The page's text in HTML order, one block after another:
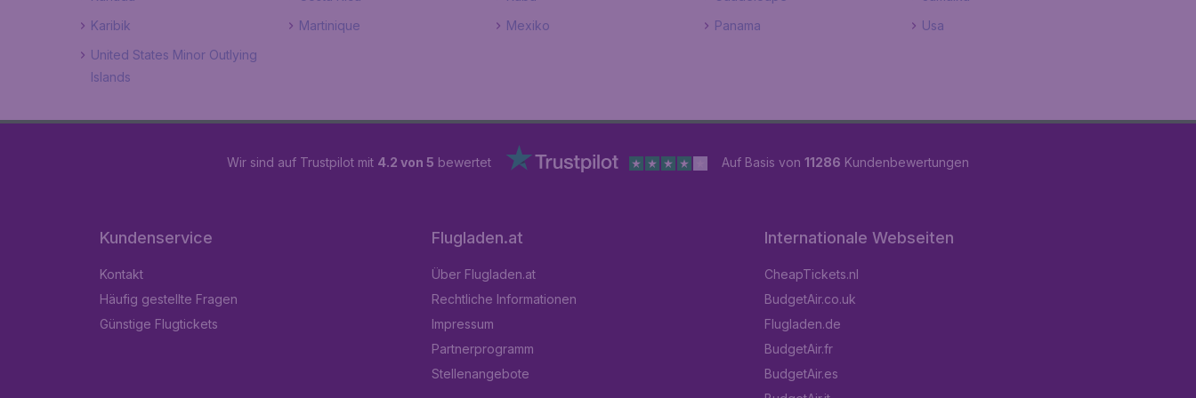
Karibik
Martinique Mexiko Panama
Usa
United States Minor Outlying
Islands
Wir sind auf Trustpilot mit 4.2 von 5 bewertet Auf Basis von 11286 Kundenbewertungen
Kundenservice
Kontakt
Häufig gestellte Fragen
Günstige Flugtickets
Flugladen.at
Über Flugladen.at
Rechtliche Informationen
Impressum
Partnerprogramm
Stellenangebote
Internationale Webseiten
CheapTickets.nl
BudgetAir.co.uk
Flugladen.de
BudgetAir.fr
BudgetAir.es